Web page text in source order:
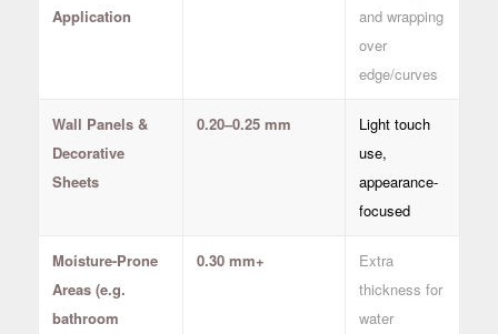
Application
and wrapping
over
edge/curves
Wall Panels &
Decorative
Sheets
0.20–0.25 mm
Light touch
use,
appearance-
focused
Moisture-Prone
Areas (e.g.
bathroom
0.30 mm+
Extra
thickness for
water